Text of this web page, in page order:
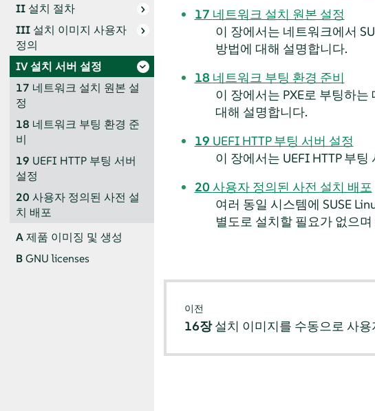
II 설치 절차
III 설치 이미지 사용자
정의
IV설치 서버 설정
17 네트워크 설치 원본 설
정
18 네트워크 부팅 환경 준
비
19 UEFI HTTP 부팅 서버
설정
20 사용자 정의된 사전 설
치 배포
A제품 이미징 및 생성
BGNU licenses
17 네트워크 설치 원본 설정
이 장에서는 네트워크에서
방법에 대해 설명합니다.
18 네트워크 부팅 환경 준비
이 장에서는 PXE로 부팅하
대해 설명합니다.
19 UEFI HTTP 부팅 서버 설정
이 장에서는 UEFI HTTP 부
20사용자 정의된 사전 설치 배포
여러 동일 시스템에 SUSE
별도로 설치할 필요가 없으
이전
16장설치 이미지를 수동으로 사용